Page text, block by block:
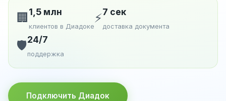
🏢 1,5 млн
клиентов в Диадоке
⚡7 сек
доставка документа
🛡️24/7
поддержка
Подключить Диадок